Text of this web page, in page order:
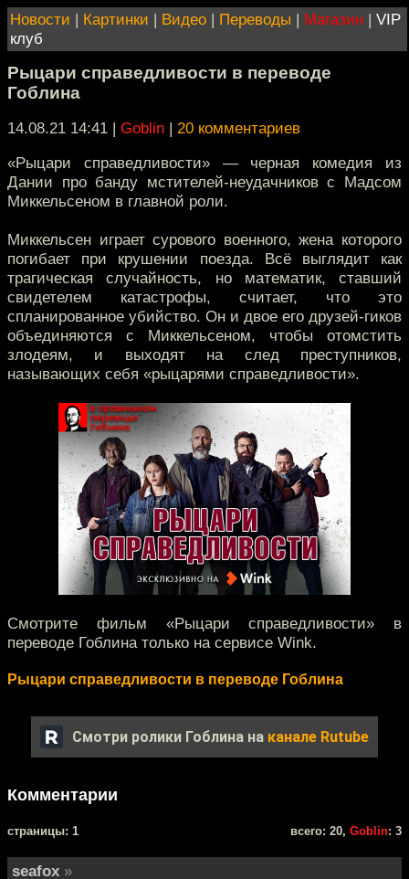
Новости | Картинки | Видео | Переводы | Магазин | VIP
клуб
Рыцари справедливости в переводе
Гоблина
14.08.21 14:41 | Goblin | 20 комментариев
«Рыцари справедливости» — черная комедия из
Дании про банду мстителей-неудачников с Мадсом
Миккельсеном в главной роли.
Миккельсен играет сурового военного, жена которого
погибает при крушении поезда. Всё выглядит как
трагическая случайность, но математик, ставший
свидетелем катастрофы, считает, что это
спланированное убийство. Он и двое его друзей-гиков
объединяются с Миккельсеном, чтобы отомстить
злодеям, и выходят на след преступников,
называющих себя «рыцарями справедливости».
Смотрите фильм «Рыцари справедливости» в
переводе Гоблина только на сервисе Wink.
Рыцари справедливости в переводе Гоблина
Смотри ролики Гоблина на канале Rutube
Комментарии
cтраницы: 1 всего: 20, Goblin: 3
seafox »